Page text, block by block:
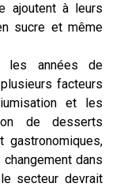
ajoutent à leurs
sucre et même
les années de
facteurs
et les
de desserts
gastronomiques,
dans
secteur devrait